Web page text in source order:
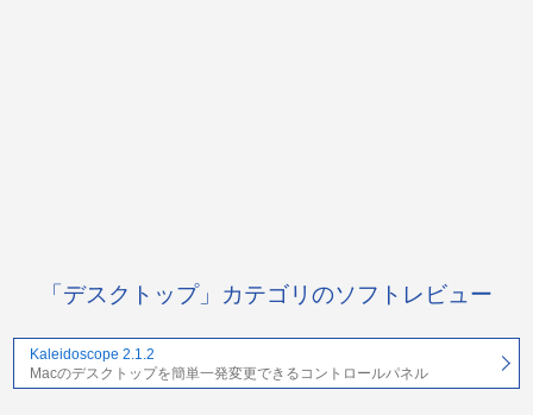
「デスクトップ」カテゴリのソフトレビュー
Kaleidoscope 2.1.2
Macのデスクトップを簡単一発変更できるコントロールパネル